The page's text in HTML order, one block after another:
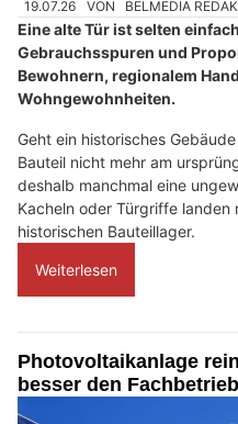
19.07.26 VON BELMEDIA
Eine alte Tür ist selten
Gebrauchsspuren und
Bewohnern, regionalem
Wohngewohnheiten.
Geht ein historisches
Bauteil nicht mehr am
deshalb manchmal eine
Kacheln oder Türgriffe landen
historischen Bauteillager.
Weiterlesen
Photovoltaikanlage
besser den